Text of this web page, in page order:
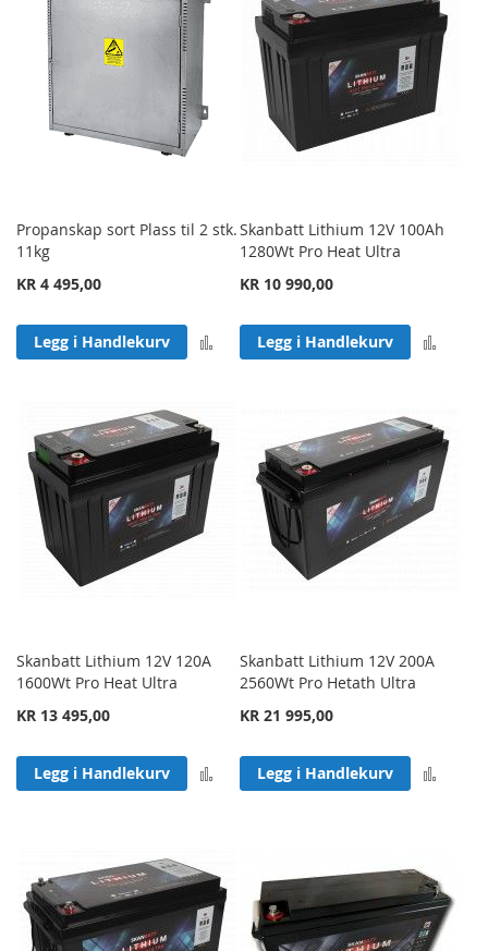
Propanskap sort Plass til 2 stk.
11kg
KR 4 495,00
Legg i Handlekurv Legg til sammenligning
Skanbatt Lithium 12V 100Ah
1280Wt Pro Heat Ultra
KR 10 990,00
Legg i Handlekurv
Skanbatt Lithium 12V 120A
1600Wt Pro Heat Ultra
KR 13 495,00
Legg i Handlekurv Legg til sammenligning
Skanbatt Lithium 12V 200A
2560Wt Pro Hetath Ultra
KR 21 995,00
Legg i Handlekurv